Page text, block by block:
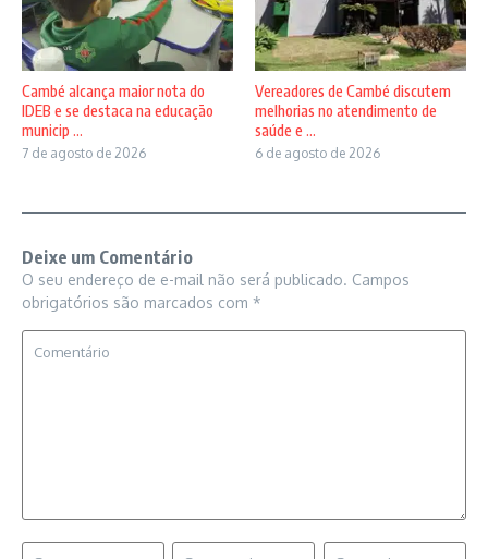
Cambé alcança maior nota do
IDEB e se destaca na educação
municip ...
7 de agosto de 2026
Vereadores de Cambé discutem
melhorias no atendimento de
saúde e ...
6 de agosto de 2026
Deixe um Comentário
O seu endereço de e-mail não será publicado. Campos
obrigatórios são marcados com *